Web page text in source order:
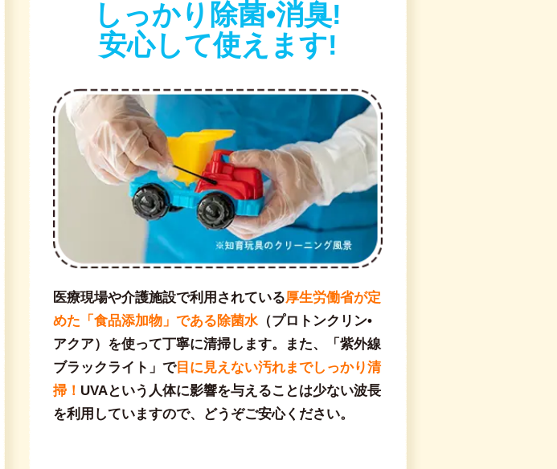
しっかり除菌•消臭!
安心して使えます!
医療現場や介護施設で利用されている厚生労働省が定
めた「食品添加物」である除菌水 （プロトンクリン•
アクア）を使って丁寧に清掃します。また、「紫外線
ブラックライト」で目に見えない汚れまでしっかり清
掃！ UVAという人体に影響を与えることは少ない波長
を利用していますので、どうぞご安心ください。